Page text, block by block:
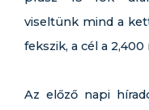
viseltünk mind a
fekszik, a cél a
Az előző napi